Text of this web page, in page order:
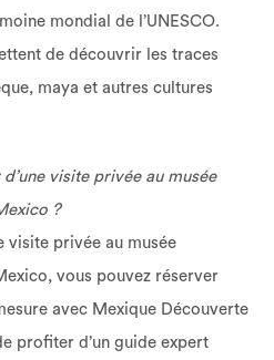
mondial de l’UNESCO.
de découvrir les traces
maya et autres cultures
visite privée au musée
?
visite privée au musée
vous pouvez réserver
avec Mexique Découverte
profiter d’un guide expert